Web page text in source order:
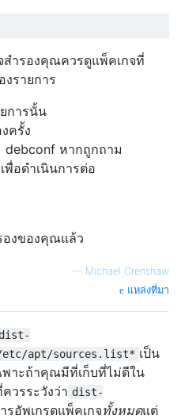
ำรองคุณควรดูแพ็คเกจที่
รายการ
การนั้น
ครั้ง
debconf หากถูกถาม
พื่อดำเนินการต่อ
องของคุณแล้ว
— Michael Crenshaw
แหล่งที่มา
etc/apt/sources.list* เป็น
พาะถ้าคุณมีที่เก็บที่ไม่ดีใน
วรระวังว่า dist-
รอัพเกรดแพ็คเกจทั้งหมดแต่